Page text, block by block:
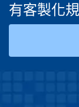
有客製化